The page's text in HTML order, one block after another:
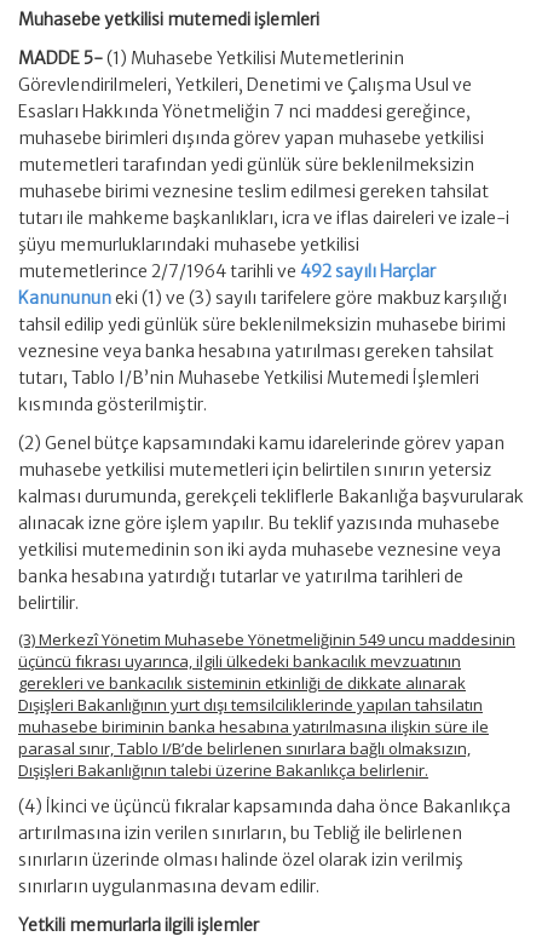
Muhasebe yetkilisi mutemedi işlemleri
MADDE 5-(1) Muhasebe Yetkilisi Mutemetlerinin
Görevlendirilmeleri, Yetkileri, Denetimi ve Çalışma Usul ve
Esasları Hakkında Yönetmeliğin 7 nci maddesi gereğince,
muhasebe birimleri dışında görev yapan muhasebe yetkilisi
mutemetleri tarafından yedi günlük süre beklenilmeksizin
muhasebe birimi veznesine teslim edilmesi gereken tahsilat
tutarı ile mahkeme başkanlıkları, icra ve iflas daireleri ve izale-i
şüyu memurluklarındaki muhasebe yetkilisi
mutemetlerince 2/7/1964 tarihli ve 492 sayılı Harçlar
Kanunununeki (1) ve (3) sayılı tarifelere göre makbuz karşılığı
tahsil edilip yedi günlük süre beklenilmeksizin muhasebe birimi
veznesine veya banka hesabına yatırılması gereken tahsilat
tutarı, Tablo I/B’nin Muhasebe Yetkilisi Mutemedi İşlemleri
kısmında gösterilmiştir.
(2) Genel bütçe kapsamındaki kamu idarelerinde görev yapan
muhasebe yetkilisi mutemetleri için belirtilen sınırın yetersiz
kalması durumunda, gerekçeli tekliflerle Bakanlığa başvurularak
alınacak izne göre işlem yapılır. Bu teklif yazısında muhasebe
yetkilisi mutemedinin son iki ayda muhasebe veznesine veya
banka hesabına yatırdığı tutarlar ve yatırılma tarihleri de
belirtilir.
(3) Merkezî Yönetim Muhasebe Yönetmeliğinin 549 uncu maddesinin
üçüncü fıkrası uyarınca, ilgili ülkedeki bankacılık mevzuatının
gerekleri ve bankacılık sisteminin etkinliği de dikkate alınarak
Dışişleri Bakanlığının yurt dışı temsilciliklerinde yapılan tahsilatın
muhasebe biriminin banka hesabına yatırılmasına ilişkin süre ile
parasal sınır, Tablo I/B’de belirlenen sınırlara bağlı olmaksızın,
Dışişleri Bakanlığının talebi üzerine Bakanlıkça belirlenir.
(4) İkinci ve üçüncü fıkralar kapsamında daha önce Bakanlıkça
artırılmasına izin verilen sınırların, bu Tebliğ ile belirlenen
sınırların üzerinde olması halinde özel olarak izin verilmiş
sınırların uygulanmasına devam edilir.
Yetkili memurlarla ilgili işlemler